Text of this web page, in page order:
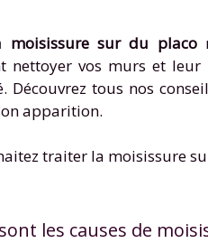
moisissure sur du placo
nettoyer vos murs et leur
Découvrez tous nos
apparition.
traiter la moisissure
les causes de